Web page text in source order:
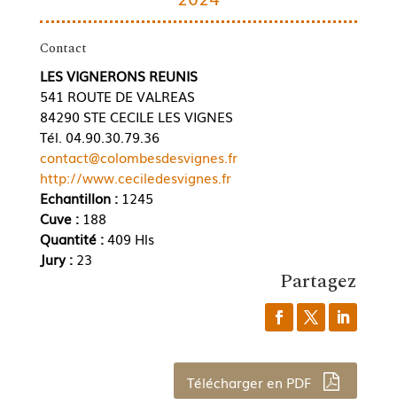
Contact
LES VIGNERONS REUNIS
541 ROUTE DE VALREAS
84290 STE CECILE LES VIGNES
Tél. 04.90.30.79.36
contact@colombesdesvignes.fr
http://www.ceciledesvignes.fr
Echantillon :1245
Cuve : 188
Quantité :409 Hls
Jury : 23
Partagez
Télécharger en PDF